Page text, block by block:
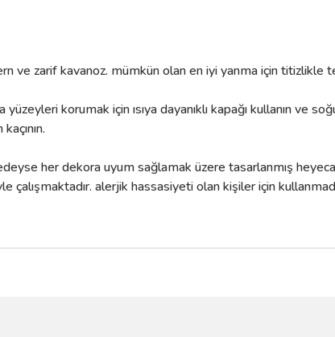
ve zarif kavanoz. mümkün olan en iyi yanma için
korumak için ısıya dayanıklı kapağı kullanın ve
her dekora uyum sağlamak üzere tasarlanmış
alerjik hassasiyeti olan kişiler için